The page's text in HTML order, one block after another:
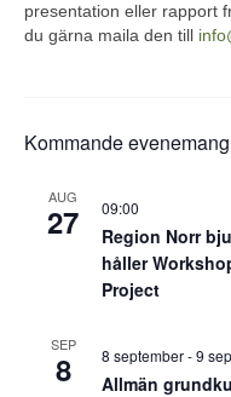
presentation eller rapport
du gärna maila den till
Kommande evenemang
AUG
27 09:00
Region Norr
håller
Project
SEP
8 8 september-9
Allmän